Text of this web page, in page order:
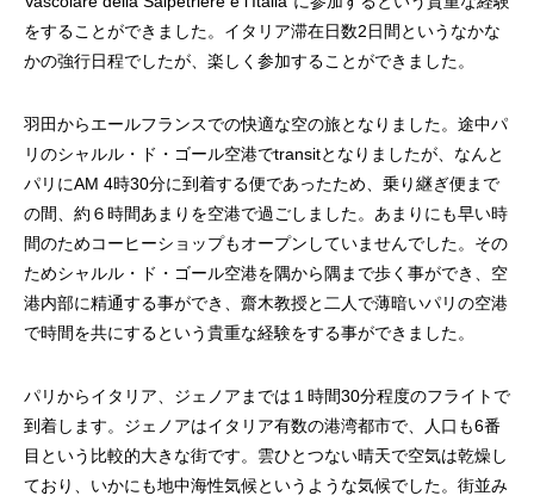
をすることができました。イタリア滞在日数2日間というなかな
かの強行日程でしたが、楽しく参加することができました。
羽田からエールフランスでの快適な空の旅となりました。途中パ
リのシャルル・ド・ゴール空港でtransitとなりましたが、なんと
パリにAM 4時30分に到着する便であったため、乗り継ぎ便まで
の間、約６時間あまりを空港で過ごしました。あまりにも早い時
間のためコーヒーショップもオープンしていませんでした。その
ためシャルル・ド・ゴール空港を隅から隅まで歩く事ができ、空
港内部に精通する事ができ、齋木教授と二人で薄暗いパリの空港
で時間を共にするという貴重な経験をする事ができました。
パリからイタリア、ジェノアまでは１時間30分程度のフライトで
到着します。ジェノアはイタリア有数の港湾都市で、人口も6番
目という比較的大きな街です。雲ひとつない晴天で空気は乾燥し
ており、いかにも地中海性気候というような気候でした。街並み